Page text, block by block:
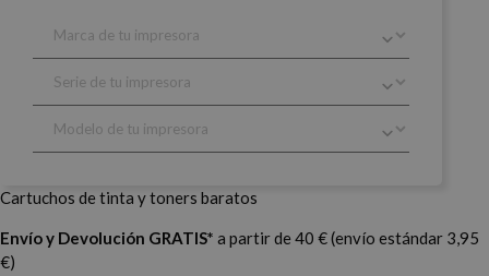
Cartuchos de tinta y toners baratos
Envío y Devolución GRATIS* a partir de 40 € (envío estándar 3,95
€)